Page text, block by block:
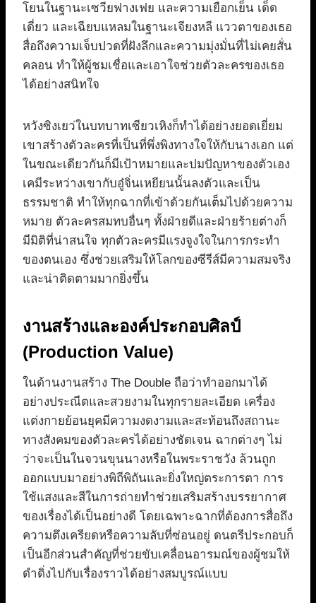
โยนในฐานะเซวียฟางเฟย และความเยือกเย็น เด็ด
เดี่ยว และเฉียบแหลมในฐานะเจียงหลี แววตาของเธอ
สื่อถึงความเจ็บปวดที่ฝังลึกและความมุ่งมั่นที่ไม่เคยสั่น
คลอน ทำให้ผู้ชมเชื่อและเอาใจช่วยตัวละครของเธอ
ได้อย่างสนิทใจ
หวังซิงเยว่ในบทบาทเซียวเหิงก็ทำได้อย่างยอดเยี่ยม
เขาสร้างตัวละครที่เป็นที่พึ่งพิงทางใจให้กับนางเอก แต่
ในขณะเดียวกันก็มีเป้าหมายและปมปัญหาของตัวเอง
เคมีระหว่างเขากับอู๋จิ่นเหยียนนั้นลงตัวและเป็น
ธรรมชาติ ทำให้ทุกฉากที่เข้าด้วยกันเต็มไปด้วยความ
หมาย ตัวละครสมทบอื่นๆ ทั้งฝ่ายดีและฝ่ายร้ายต่างก็
มีมิติที่น่าสนใจ ทุกตัวละครมีแรงจูงใจในการกระทำ
ของตนเอง ซึ่งช่วยเสริมให้โลกของซีรีส์มีความสมจริง
และน่าติดตามมากยิ่งขึ้น
งานสร้างและองค์ประกอบศิลป์
(Production Value)
ในด้านงานสร้าง The Double ถือว่าทำออกมาได้
อย่างประณีตและสวยงามในทุกรายละเอียด เครื่อง
แต่งกายย้อนยุคมีความงดงามและสะท้อนถึงสถานะ
ทางสังคมของตัวละครได้อย่างชัดเจน ฉากต่างๆ ไม่
ว่าจะเป็นในจวนขุนนางหรือในพระราชวัง ล้วนถูก
ออกแบบมาอย่างพิถีพิถันและยิ่งใหญ่ตระการตา การ
ใช้แสงและสีในการถ่ายทำช่วยเสริมสร้างบรรยากาศ
ของเรื่องได้เป็นอย่างดี โดยเฉพาะฉากที่ต้องการสื่อถึง
ความตึงเครียดหรือความลับที่ซ่อนอยู่ ดนตรีประกอบก็
เป็นอีกส่วนสำคัญที่ช่วยขับเคลื่อนอารมณ์ของผู้ชมให้
ดำดิ่งไปกับเรื่องราวได้อย่างสมบูรณ์แบบ